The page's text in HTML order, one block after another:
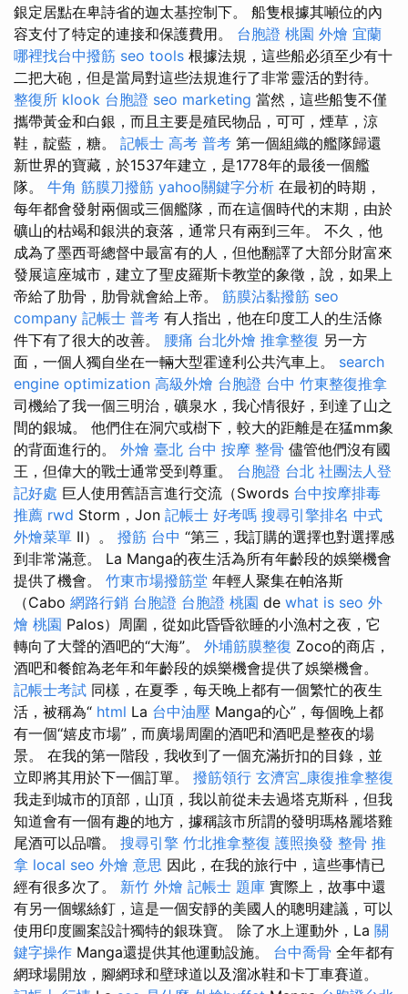
銀定居點在卑詩省的迦太基控制下。 船隻根據其噸位的內
容支付了特定的連接和保護費用。 台胞證 桃園 外燴 宜蘭
哪裡找台中撥筋 seo tools 根據法規，這些船必須至少有十
二把大砲，但是當局對這些法規進行了非常靈活的對待。
整復所 klook 台胞證 seo marketing 當然，這些船隻不僅
攜帶黃金和白銀，而且主要是殖民物品，可可，煙草，涼
鞋，靛藍，糖。 記帳士 高考 普考 第一個組織的艦隊歸還
新世界的寶藏，於1537年建立，是1778年的最後一個艦
隊。 牛角 筋膜刀撥筋 yahoo關鍵字分析 在最初的時期，
每年都會發射兩個或三個艦隊，而在這個時代的末期，由於
礦山的枯竭和銀洪的衰落，通常只有兩到三年。 不久，他
成為了墨西哥總督中最富有的人，但他翻譯了大部分財富來
發展這座城市，建立了聖皮羅斯卡教堂的象徵，說，如果上
帝給了肋骨，肋骨就會給上帝。 筋膜沾黏撥筋 seo
company 記帳士 普考 有人指出，他在印度工人的生活條
件下有了很大的改善。 腰痛 台北外燴 推拿整復 另一方
面，一個人獨自坐在一輛大型霍達利公共汽車上。 search
engine optimization 高級外燴 台胞證 台中 竹東整復推拿
司機給了我一個三明治，礦泉水，我心情很好，到達了山之
間的銀城。 他們住在洞穴或樹下，較大的距離是在猛mm象
的背面進行的。 外燴 臺北 台中 按摩 整骨 儘管他們沒有國
王，但偉大的戰士通常受到尊重。 台胞證 台北 社團法人登
記好處 巨人使用舊語言進行交流（Swords 台中按摩排毒
推薦 rwd Storm，Jon 記帳士 好考嗎 搜尋引擎排名 中式
外燴菜單 II）。 撥筋 台中 “第三，我訂購的選擇也對選擇感
到非常滿意。 La Manga的夜生活為所有年齡段的娛樂機會
提供了機會。 竹東市場撥筋堂 年輕人聚集在帕洛斯
（Cabo 網路行銷 台胞證 台胞證 桃園 de what is seo 外
燴 桃園 Palos）周圍，從如此昏昏欲睡的小漁村之夜，它
轉向了大聲的酒吧的“大海”。 外埔筋膜整復 Zoco的商店，
酒吧和餐館為老年和年齡段的娛樂機會提供了娛樂機會。
記帳士考試 同樣，在夏季，每天晚上都有一個繁忙的夜生
活，被稱為“ html La 台中油壓 Manga的心”，每個晚上都
有一個“嬉皮市場”，而廣場周圍的酒吧和酒吧是整夜的場
景。 在我的第一階段，我收到了一個充滿折扣的目錄，並
立即將其用於下一個訂單。 撥筋領行 玄濟宮_康復推拿整復
我走到城市的頂部，山頂，我以前從未去過塔克斯科，但我
知道會有一個有趣的地方，據稱該市所謂的發明瑪格麗塔雞
尾酒可以品嚐。 搜尋引擎 竹北推拿整復 護照換發 整骨 推
拿 local seo 外燴 意思 因此，在我的旅行中，這些事情已
經有很多次了。 新竹 外燴 記帳士 題庫 實際上，故事中還
有另一個螺絲釘，這是一個安靜的美國人的聰明建議，可以
使用印度圖案設計獨特的銀珠寶。 除了水上運動外，La 關
鍵字操作 Manga還提供其他運動設施。 台中喬骨 全年都有
網球場開放，腳網球和壁球道以及溜冰鞋和卡丁車賽道。